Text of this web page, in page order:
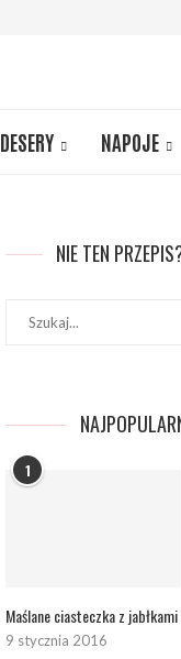
DESERY NAPOJE
NIE TEN
1
Maślane ciasteczka z jabłkami
9 stycznia 2016